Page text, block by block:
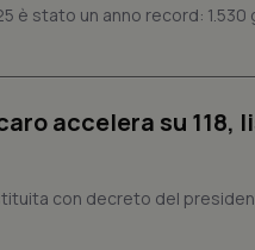
è stato un anno record: 1.530
accelera su 118,
con decreto del
utilizzato da Google. Questo
per distinguere utenti unici
sito e utilizzato per calcolare i
Cookie generato da applicazioni
generato in modo casuale, il
utilizzato può essere specifico